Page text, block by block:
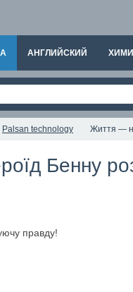
АНГЛИЙСКИЙ
Palsan technology Життя —
Бенну